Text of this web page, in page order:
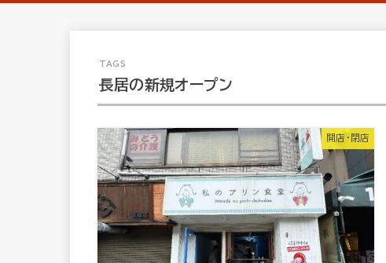
長居の新規オープン
開店・閉店